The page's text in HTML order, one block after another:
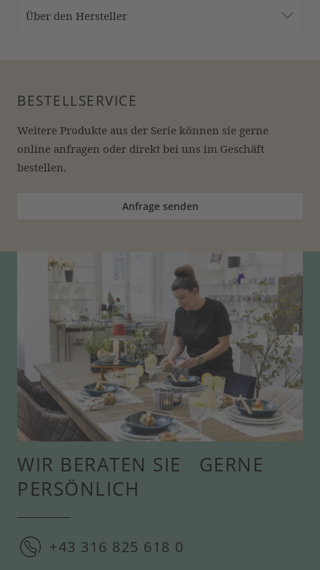
Über den Hersteller
BESTELLSERVICE
Weitere Produkte aus der Serie können sie gerne
online anfragen oder direkt bei uns im Geschäft
bestellen.
Anfrage senden
WIR BERATEN SIE GERNE
PERSÖNLICH
+43 316 825 618 0